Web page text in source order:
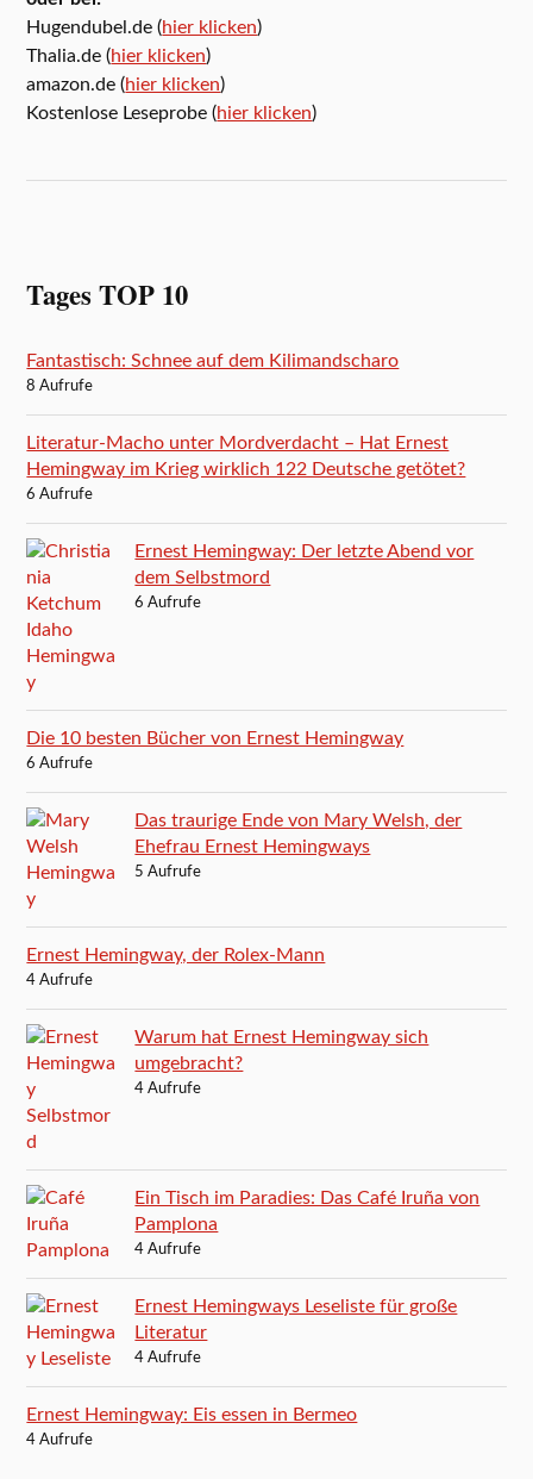
Hugendubel.de (hier klicken)
Thalia.de (hier klicken)
amazon.de (hier klicken)
Kostenlose Leseprobe (hier klicken)
Tages TOP 10
Fantastisch: Schnee auf dem Kilimandscharo
8 Aufrufe
Literatur-Macho unter Mordverdacht – Hat Ernest
Hemingway im Krieg wirklich 122 Deutsche getötet?
6 Aufrufe
Ernest Hemingway: Der letzte Abend vor
dem Selbstmord
6 Aufrufe
Die 10 besten Bücher von Ernest Hemingway
6 Aufrufe
Das traurige Ende von Mary Welsh, der
Ehefrau Ernest Hemingways
5 Aufrufe
Ernest Hemingway, der Rolex-Mann
4 Aufrufe
Warum hat Ernest Hemingway sich
umgebracht?
4 Aufrufe
Ein Tisch im Paradies: Das Café Iruña von
Pamplona
4 Aufrufe
Ernest Hemingways Leseliste für große
Literatur
4 Aufrufe
Ernest Hemingway: Eis essen in Bermeo
4 Aufrufe